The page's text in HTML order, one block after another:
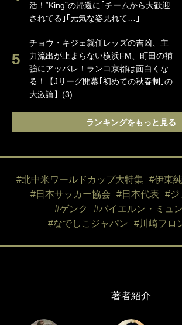
活！“King”の帰還に｢チームから大歓迎
されてる｣｢元気な姿見れて…｣
チョウ・キジェ就任レッズの吉凶、主
力流出が止まらない横浜FM、町田の補
強にアッパレ！ランコ京都は面白くな
る！【Jリーグ開幕｢初めての秋春制｣の
大激論】(3)
ランキングをもっと見る
#北中米ワールドカップ大特集 #伊東
#日本サッカー協会
#日本代表
#ジ
#ゲンク
#バイエルン・ミュ
#なでしこジャパン
#川崎フロ
著者紹介